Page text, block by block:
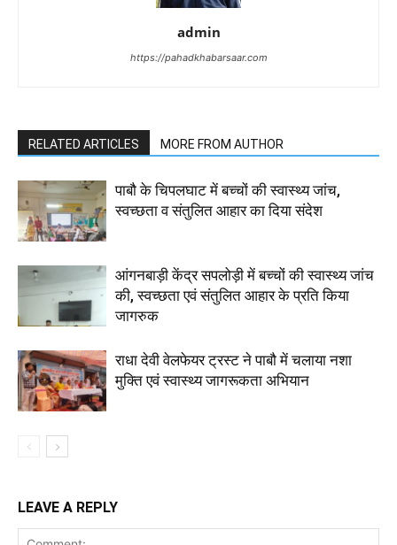
admin
https://pahadkhabarsaar.com
RELATED ARTICLES MORE FROM AUTHOR
पाबौ के चिपलघाट में बच्चों की स्वास्थ्य जांच,
स्वच्छता व संतुलित आहार का दिया संदेश
आंगनबाड़ी केंद्र सपलोड़ी में बच्चों की स्वास्थ्य जांच
की, स्वच्छता एवं संतुलित आहार के प्रति किया
जागरुक
राधा देवी वेलफेयर ट्रस्ट ने पाबौ में चलाया नशा
मुक्ति एवं स्वास्थ्य जागरूकता अभियान
LEAVE A REPLY